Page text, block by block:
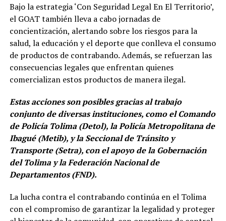
Bajo la estrategia ‘Con Seguridad Legal En El Territorio’,
el GOAT también lleva a cabo jornadas de
concientización, alertando sobre los riesgos para la
salud, la educación y el deporte que conlleva el consumo
de productos de contrabando. Además, se refuerzan las
consecuencias legales que enfrentan quienes
comercializan estos productos de manera ilegal.
Estas acciones son posibles gracias al trabajo
conjunto de diversas instituciones, como el Comando
de Policía Tolima (Detol), la Policía Metropolitana de
Ibagué (Metib), y la Seccional de Tránsito y
Transporte (Setra), con el apoyo de la Gobernación
del Tolima y la Federación Nacional de
Departamentos (FND).
La lucha contra el contrabando continúa en el Tolima
con el compromiso de garantizar la legalidad y proteger